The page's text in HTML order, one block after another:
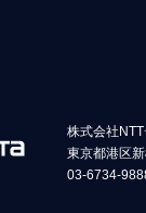
株式会社
東京都港区
03-6734-